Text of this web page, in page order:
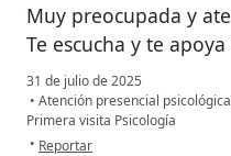
Muy preocupada y
Te escucha y te
31 de julio de 2025
• Atención presencial
Primera visita Psicología
• en opinión del usuario CR
Reportar